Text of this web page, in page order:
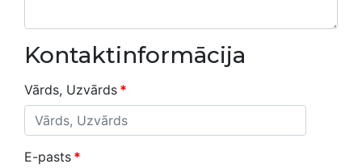
Kontaktinformācija
Vārds, Uzvārds *
E-pasts *